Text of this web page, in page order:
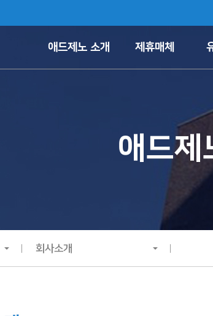
애드제노 소개 제휴매체
애드제
회사소개